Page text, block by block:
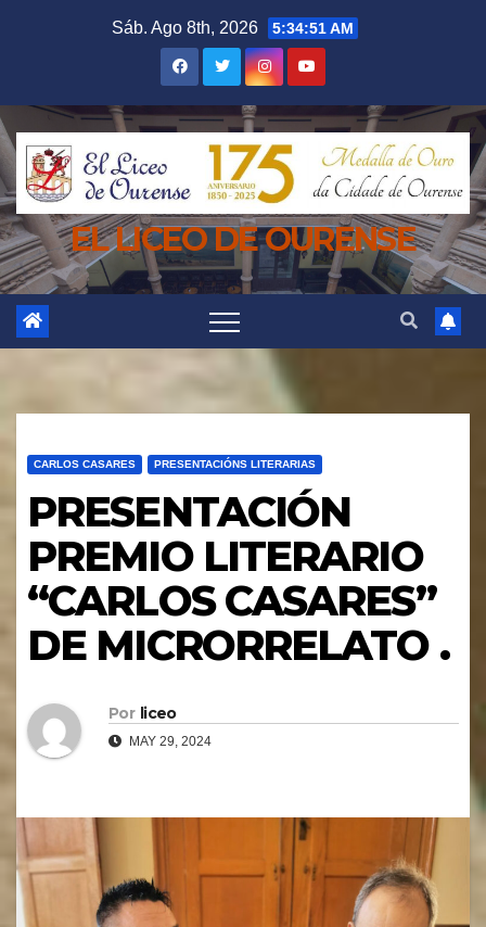
Sáb. Ago 8th, 2026 5:34:53 AM
EL LICEO DE OURENSE
CARLOS CASARES PRESENTACIÓNS LITERARIAS
PRESENTACIÓN
PREMIO LITERARIO
“CARLOS CASARES”
DE MICRORRELATO .
Por liceo
MAY 29, 2024